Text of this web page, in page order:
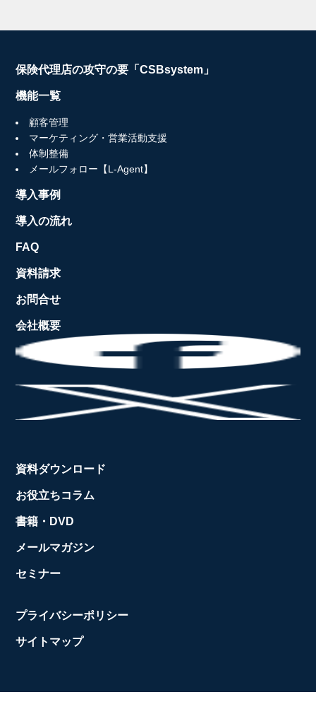
保険代理店の攻守の要「CSBsystem」
機能一覧
顧客管理
マーケティング・営業活動支援
体制整備
メールフォロー【L-Agent】
導入事例
導入の流れ
FAQ
資料請求
お問合せ
会社概要
資料ダウンロード
お役立ちコラム
書籍・DVD
メールマガジン
セミナー
プライバシーポリシー
サイトマップ